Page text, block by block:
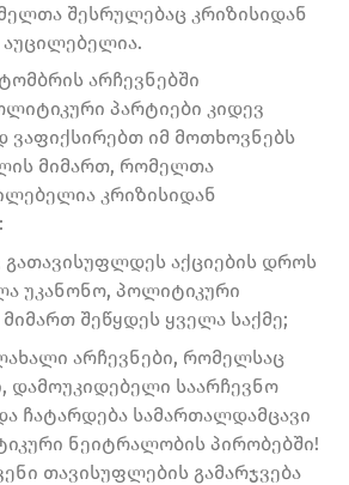
შესრულებაც კრიზისიდან
არჩევნებში
პარტიები კიდევ
იმ მოთხოვნებს
მიმართ, რომელთა
კრიზისიდან
გათავისუფლდეს აქციების დროს
უკანონო, პოლიტიკური
შეწყდეს ყველა საქმე;
არჩევნები, რომელსაც
დამოუკიდებელი საარჩევნო
ჩატარდება სამართალდამცავი
ნეიტრალობის პირობებში!
თავისუფლების გამარჯვება